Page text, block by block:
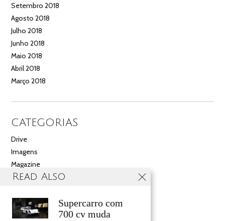
Setembro 2018
Agosto 2018
Julho 2018
Junho 2018
Maio 2018
Abril 2018
Março 2018
CATEGORIAS
Drive
Imagens
Magazine
Multimédia
Salão
Videos
Read Also
Supercarro com
700 cv muda